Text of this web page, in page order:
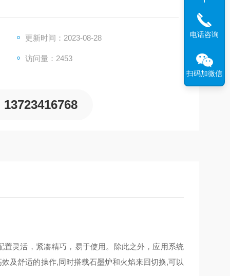
更新时间：2023-08-28
访问量：2453
13723416768
置灵活，紧凑精巧，易于使用。除此之外，应用系统
及舒适的操作,同时搭载石墨炉和火焰来回切换,可以
电话咨询
扫码加微信